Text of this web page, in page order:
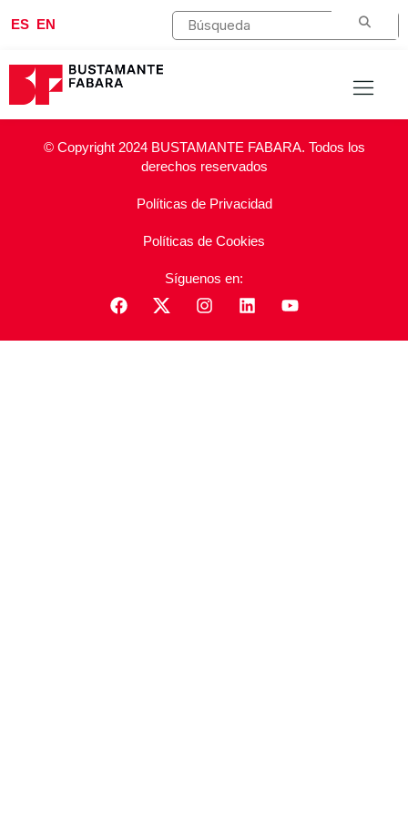
ES EN
© Copyright 2024 BUSTAMANTE FABARA. Todos los
derechos reservados
Políticas de Privacidad
Políticas de Cookies
Síguenos en: